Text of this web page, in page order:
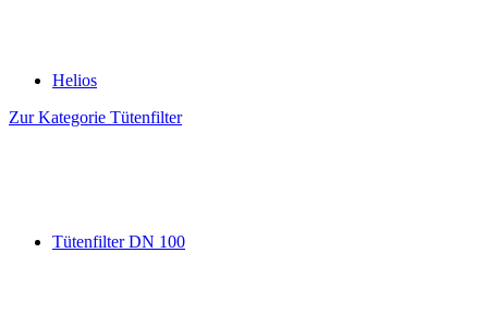
Helios
Zur Kategorie Tütenfilter
Tütenfilter DN 100